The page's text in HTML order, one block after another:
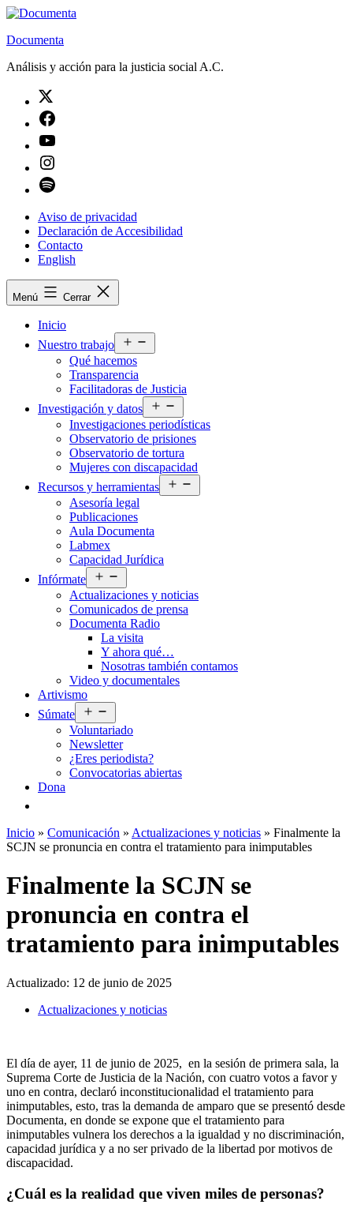
Saltar
contenido
Documenta
Análisis y acción para la justicia social A.C.
Aviso de privacidad
Declaración de Accesibilidad
Contacto
English
Menú Cerrar
Inicio
Nuestro trabajo
el
Qué hacemos
Transparencia
Facilitadoras de Justicia
Investigación y datos
el
menú
Investigaciones periodísticas
Observatorio de prisiones
Observatorio de tortura
Mujeres con discapacidad
Recursos y herramientas
el
Asesoría legal
Publicaciones
Aula Documenta
Labmex
Capacidad Jurídica
Infórmate
el
menú
Actualizaciones y noticias
Comunicados de prensa
Documenta Radio
La visita
Y ahora qué…
Nosotras también contamos
Video y documentales
Artivismo
Súmate
el
menú
Voluntariado
Newsletter
¿Eres periodista?
Convocatorias abiertas
Dona
Inicio » Comunicación » Actualizaciones y noticias » Finalmente la
SCJN se pronuncia en contra el tratamiento para inimputables
Finalmente la SCJN se
pronuncia en contra el
tratamiento para inimputables
Actualizado: 12 de junio de 2025
Actualizaciones y noticias
El día de ayer, 11 de junio de 2025, en la sesión de primera sala, la
Suprema Corte de Justicia de la Nación, con cuatro votos a favor y
uno en contra, declaró inconstitucionalidad el tratamiento para
inimputables, esto, tras la demanda de amparo que se presentó desde
Documenta, en donde se expone que el tratamiento para
inimputables vulnera los derechos a la igualdad y no discriminación,
capacidad jurídica y a no ser privado de la libertad por motivos de
discapacidad.
¿Cuál es la realidad que viven miles de personas?